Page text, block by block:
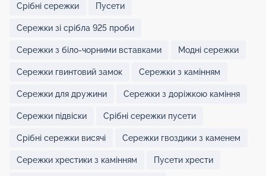
Срібні сережки Пусети
Сережки зі срібла 925 проби
Сережки з біло-чорними вставками Модні сережки
Сережки гвинтовий замок Сережки з камінням
Сережки для дружини Сережки з доріжкою каміння
Сережки підвіски Срібні сережки пусети
Срібні сережки висячі Сережки гвоздики з каменем
Сережки хрестики з камінням Пусети хрести